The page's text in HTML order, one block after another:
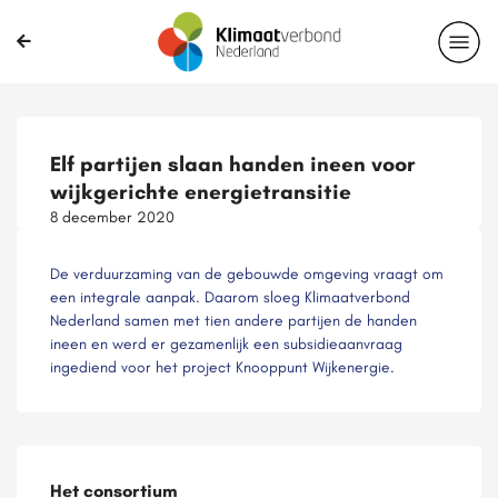
Elf partijen slaan handen ineen voor
wijkgerichte energietransitie
8 december 2020
De verduurzaming van de gebouwde omgeving vraagt om
een integrale aanpak. Daarom sloeg Klimaatverbond
Nederland samen met tien andere partijen de handen
ineen en werd er gezamenlijk een subsidieaanvraag
ingediend voor het project Knooppunt Wijkenergie.
Het consortium